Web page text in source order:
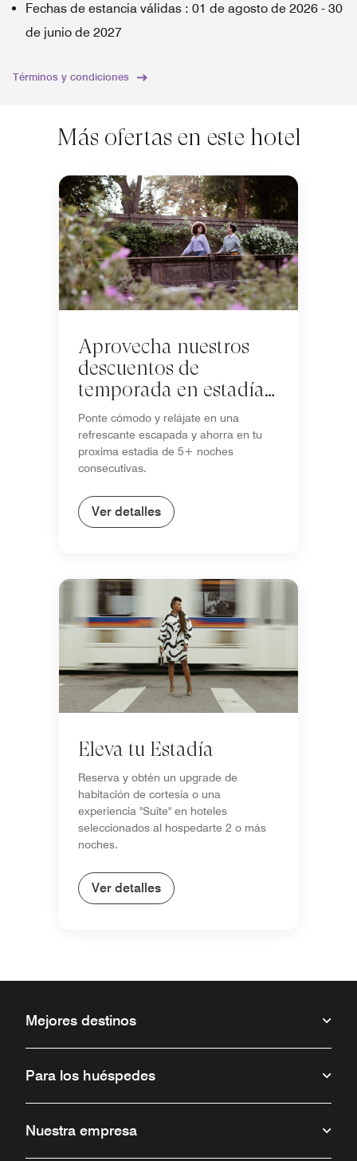
Fechas de estancia válidas : 01 de agosto de 2026 - 30
de junio de 2027
Términos y condiciones
Más ofertas en este hotel
Aprovecha nuestros
descuentos de
temporada en estadías
de 5+ noches
Ponte cómodo y relájate en una
refrescante escapada y ahorra en tu
proxima estadía de 5+ noches
consecutivas.
Ver detalles
Eleva tu Estadía
Reserva y obtén un upgrade de
habitación de cortesía o una
experiencia "Suite" en hoteles
seleccionados al hospedarte 2 o más
noches.
Ver detalles
Mejores destinos
Para los huéspedes
Nuestra empresa